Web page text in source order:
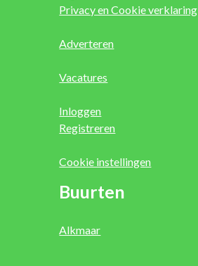
Privacy en Cookie verklaring
Adverteren
Vacatures
Inloggen
Registreren
Cookie instellingen
Buurten
Alkmaar